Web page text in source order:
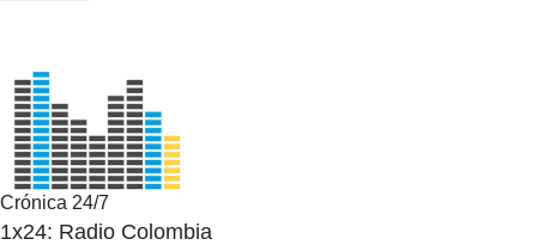
Crónica 24/7
1x24: Radio Colombia